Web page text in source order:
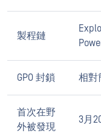
製程鏈
GPO 封鎖 相對
首次在野
外被發現
3月